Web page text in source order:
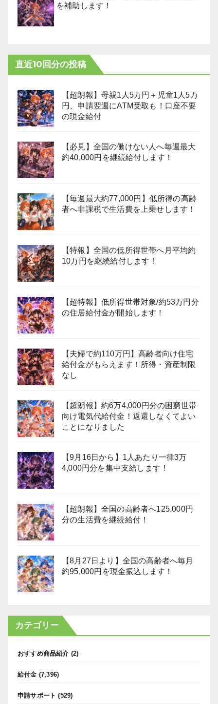
を補助します！
直近10回分の投稿
【超朗報】母親1人5万円＋児童1人5万
円、申請翌週にATM受取も！口座不要
の現金給付
【必見】全国の働けない人へ毎週最大
約40,000円を継続給付します！
【毎週最大約77,000円】低所得の高齢
者へ非課税で生活費を上乗せします！
【特報】全国の低所得世帯へ月平均約
10万円を継続給付します！
【超特報】低所得世帯対象/約53万円分
の住居給付金が開始します！
【夫婦で約110万円】高齢者向け住宅
給付金がもらえます！所得・資産制限
なし
【超朗報】約6万4,000円分の困窮世帯
向け電気代給付金！返還しなくてよい
ことになりました
【9月16日から】1人あたり一律3万
4,000円分を集中支給します！
【超朗報】全国の高齢者へ125,000円
分の生活費を継続給付！
【8月27日より】全国の高齢者へ毎月
約95,000円を現金振込します！
カテゴリー
おすすめ商品紹介 (2)
給付金 (7,396)
申請サポート (529)